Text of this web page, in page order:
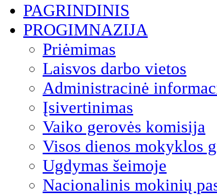
PAGRINDINIS
PROGIMNAZIJA
Priėmimas
Laisvos darbo vietos
Administracinė
Įsivertinimas
Vaiko gerovės komisija
Visos dienos mokyklos
Ugdymas šeimoje
Nacionalinis mokinių